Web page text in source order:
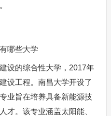
设的综合性大学，2017年
设工程。南昌大学开设了
业旨在培养具备新能源技
才。该专业涵盖太阳能、